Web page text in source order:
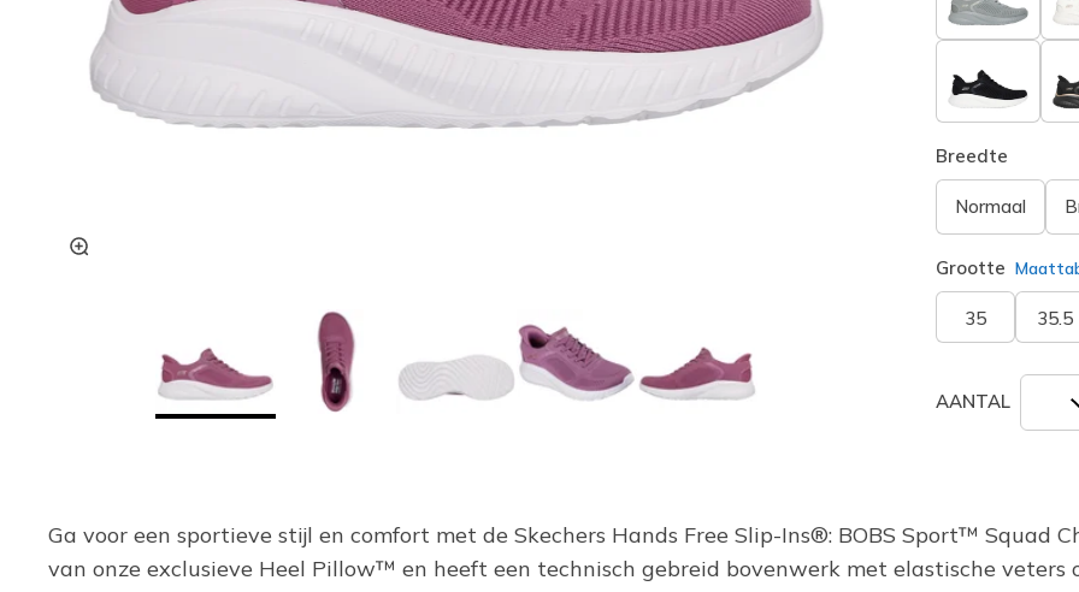
Breedte
Normaal
Grootte
35 35.5
AANTAL
Ga voor een sportieve stijl en comfort met de Skechers Hands Free Slip-Ins®: BOBS Sport™ Squad
van onze exclusieve Heel Pillow™ en heeft een technisch gebreid bovenwerk met elastische veters